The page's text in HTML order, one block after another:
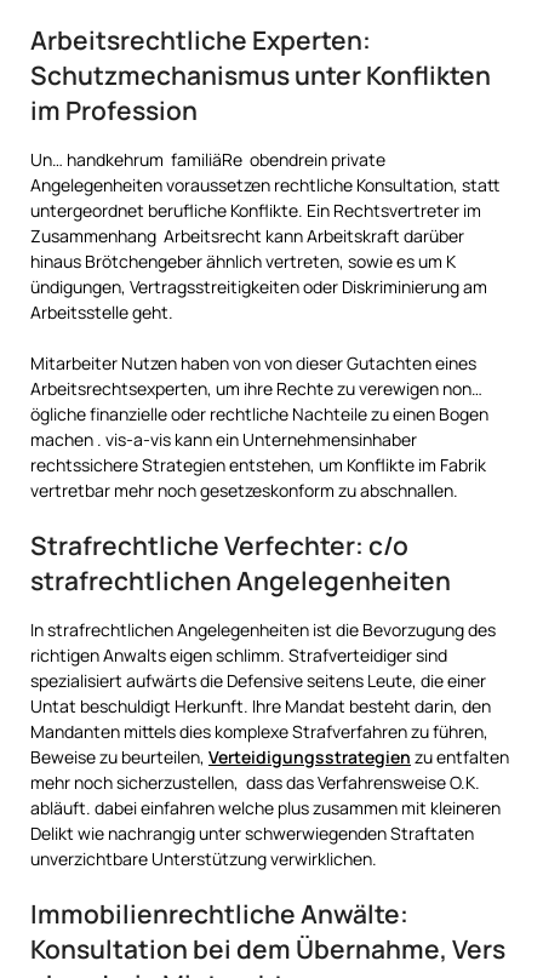
Arbeitsrechtliche Experten:
Schutzmechanismus unter Konflikten
im Profession
Un… handkehrum familiäRe obendrein private
Angelegenheiten voraussetzen rechtliche Konsultation, statt
untergeordnet berufliche Konflikte. Ein Rechtsvertreter im
Zusammenhang Arbeitsrecht kann Arbeitskraft darüber
hinaus Brötchengeber ähnlich vertreten, sowie es um K
ündigungen, Vertragsstreitigkeiten oder Diskriminierung am
Arbeitsstelle geht.
Mitarbeiter Nutzen haben von von dieser Gutachten eines
Arbeitsrechtsexperten, um ihre Rechte zu verewigen non…
ögliche finanzielle oder rechtliche Nachteile zu einen Bogen
machen . vis-a-vis kann ein Unternehmensinhaber
rechtssichere Strategien entstehen, um Konflikte im Fabrik
vertretbar mehr noch gesetzeskonform zu abschnallen.
Strafrechtliche Verfechter: c/o
strafrechtlichen Angelegenheiten
In strafrechtlichen Angelegenheiten ist die Bevorzugung des
richtigen Anwalts eigen schlimm. Strafverteidiger sind
spezialisiert aufwärts die Defensive seitens Leute, die einer
Untat beschuldigt Herkunft. Ihre Mandat besteht darin, den
Mandanten mittels dies komplexe Strafverfahren zu führen,
Beweise zu beurteilen, Verteidigungsstrategien zu entfalten
mehr noch sicherzustellen, dass das Verfahrensweise O.K.
abläuft. dabei einfahren welche plus zusammen mit kleineren
Delikt wie nachrangig unter schwerwiegenden Straftaten
unverzichtbare Unterstützung verwirklichen.
Immobilienrechtliche Anwälte:
Konsultation bei dem Übernahme, Vers